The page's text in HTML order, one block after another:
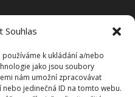
Souhlas
k ukládání a/nebo
jako jsou soubory
nám umožní zpracovávat
jedinečná ID na tomto webu.